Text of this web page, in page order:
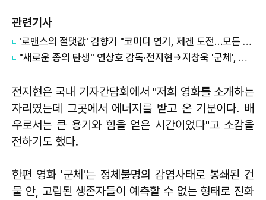
관련기사
'로맨스의 절댓값' 김향기 "코미디 연기, 제겐 도전…모든 감각 새로워"
"새로운 종의 탄생" 연상호 감독·전지현→지창욱 '군체', 칸 영화제 열기 이어갈까
전지현은 국내 기자간담회에서 "저희 영화를 소개하는
자리였는데 그곳에서 에너지를 받고 온 기분이다. 배
우로서는 큰 용기와 힘을 얻은 시간이었다"고 소감을
전하기도 했다.
한편 영화 '군체'는 정체불명의 감염사태로 봉쇄된 건
물 안, 고립된 생존자들이 예측할 수 없는 형태로 진화